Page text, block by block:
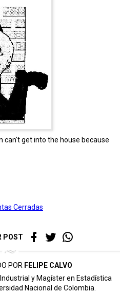
can't get into the house because
Cerradas
POST
POR FELIPE CALVO
y Magíster en Estadística
Nacional de Colombia.